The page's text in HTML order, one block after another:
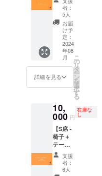
テッ
カーは
ワンマ
ンライ
ブ当日
に販売
するも
のと同
品とな
りま
に掲載
するお
名前を
ご記載
くださ
い。
信視聴
方法：
Youtub
e限定配
信にて
配信い
たしま
す。 -
イン配
信アー
期限：
ライブ
当日か
ら1週
間。 -
フェイ
スタオ
ルサイ
ズ：
ターン
と同一
の内容
になり
ます。
謝の気
持ちを
込め
て、お
礼の
メッ
セージ
をお送
りしま
す。 ※
本リ
ターン
礼の
メッ
セー
ジ】の
3,000
円、
5,000円
のリ
ターン
者：
5人
お届
け予
定：
2024
年08
月
詳細を見る
こ
の
リ
タ
ー
ン
を
選
択
す
る
10,
000 円
在庫な
し
【S席 -
椅子＋
テーブ
ル-】ワ
ンマン
ライブ
支援
者：
6人